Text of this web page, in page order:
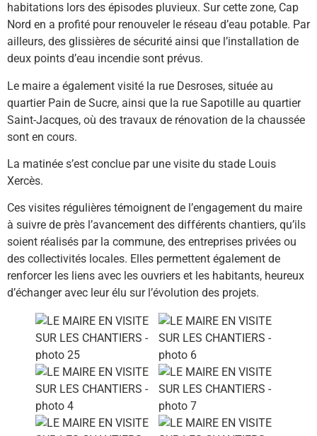
habitations lors des épisodes pluvieux. Sur cette zone, Cap
Nord en a profité pour renouveler le réseau d’eau potable. Par
ailleurs, des glissières de sécurité ainsi que l’installation de
deux points d’eau incendie sont prévus.
Le maire a également visité la rue Desroses, située au
quartier Pain de Sucre, ainsi que la rue Sapotille au quartier
Saint-Jacques, où des travaux de rénovation de la chaussée
sont en cours.
La matinée s’est conclue par une visite du stade Louis
Xercès.
Ces visites régulières témoignent de l’engagement du maire
à suivre de près l’avancement des différents chantiers, qu’ils
soient réalisés par la commune, des entreprises privées ou
des collectivités locales. Elles permettent également de
renforcer les liens avec les ouvriers et les habitants, heureux
d’échanger avec leur élu sur l’évolution des projets.